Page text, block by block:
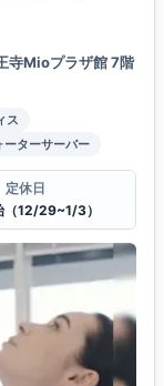
寺Mioプラザ館 7階
ス
ーターサーバー
定休日
（12/29~1/3）